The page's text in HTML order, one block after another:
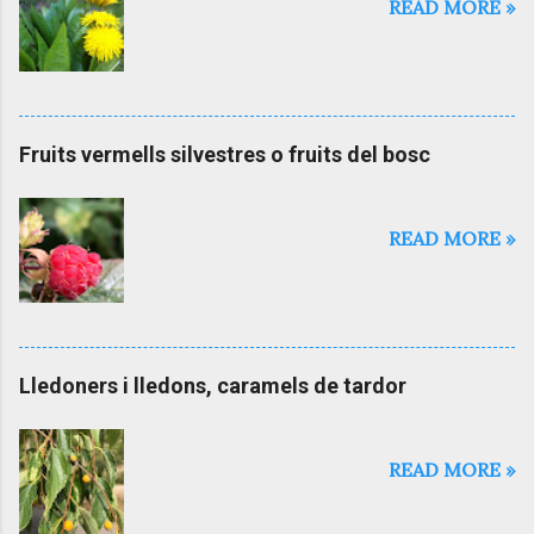
READ MORE »
Fruits vermells silvestres o fruits del bosc
READ MORE »
Lledoners i lledons, caramels de tardor
READ MORE »